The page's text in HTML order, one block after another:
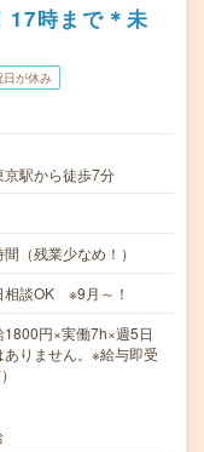
17時まで＊未
日が休み
駅から徒歩7分
（残業少なめ！）
談OK ※9月～！
円×実働7h×週5日
りません。※給与即受